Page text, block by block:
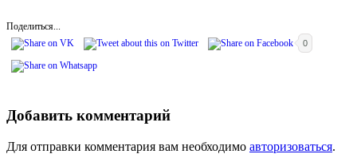
Поделиться...
0
Добавить комментарий
Для отправки комментария вам необходимо авторизоваться.